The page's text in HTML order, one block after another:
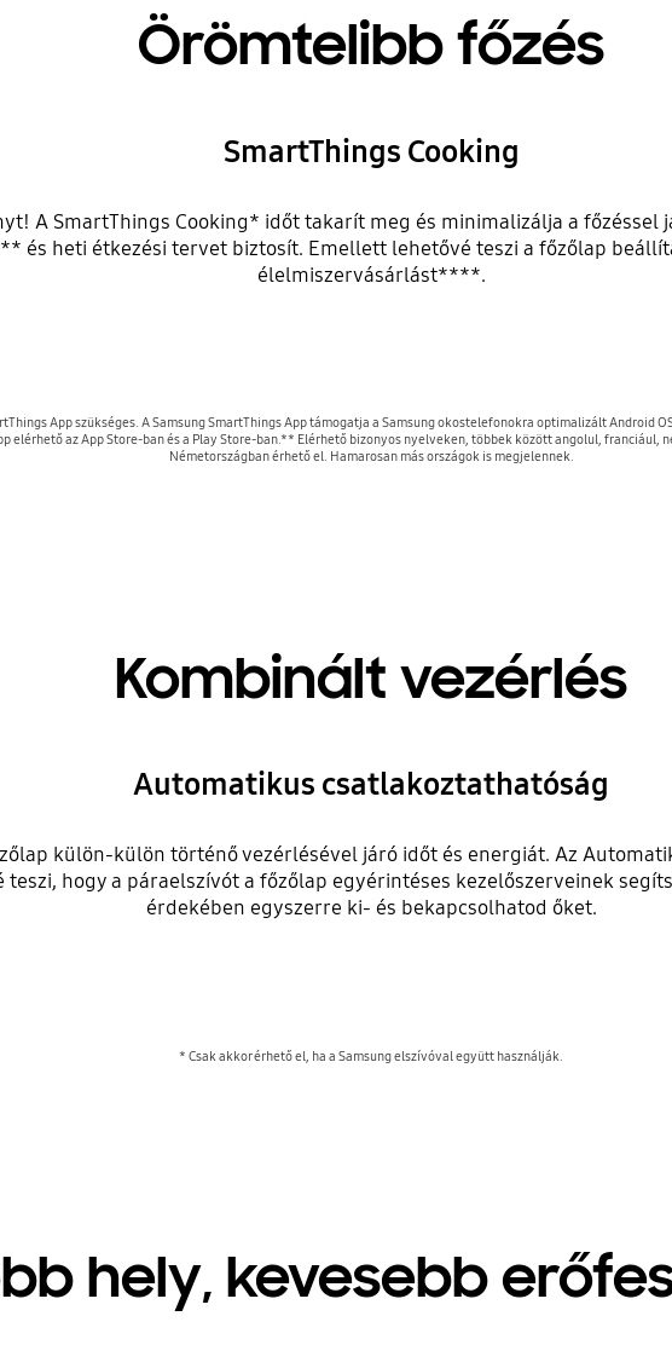
Örömtelibb főzés
SmartThings Cooking
A SmartThings Cooking* időt takarít meg és minimalizálja a
és heti étkezési tervet biztosít. Emellett lehetővé teszi a főzőlap
élelmiszervásárlást****.
App szükséges. A Samsung SmartThings App támogatja a Samsung okostelefonokra optimalizált Android
elérhető az App Store-ban és a Play Store-ban.** Elérhető bizonyos nyelveken, többek között angolul, franciául,
Németországban érhető el. Hamarosan más országok is megjelennek.
Kombinált vezérlés
Automatikus csatlakoztathatóság
külön-külön történő vezérlésével járó időt és energiát. Az
hogy a páraelszívót a főzőlap egyérintéses kezelőszerveinek
érdekében egyszerre ki- és bekapcsolhatod őket.
* Csak akkor érhető el, ha a Samsung elszívóval együtt használják.
hely, kevesebb